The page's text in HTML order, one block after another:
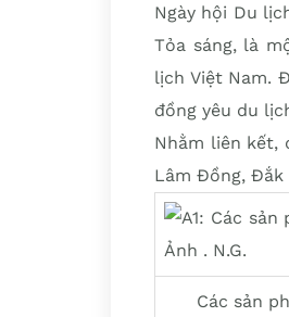
Ngày hội Du
Tỏa sáng, là
lịch Việt Nam.
đồng yêu du
Nhằm liên kết,
Lâm Đồng, Đắk
Các sản